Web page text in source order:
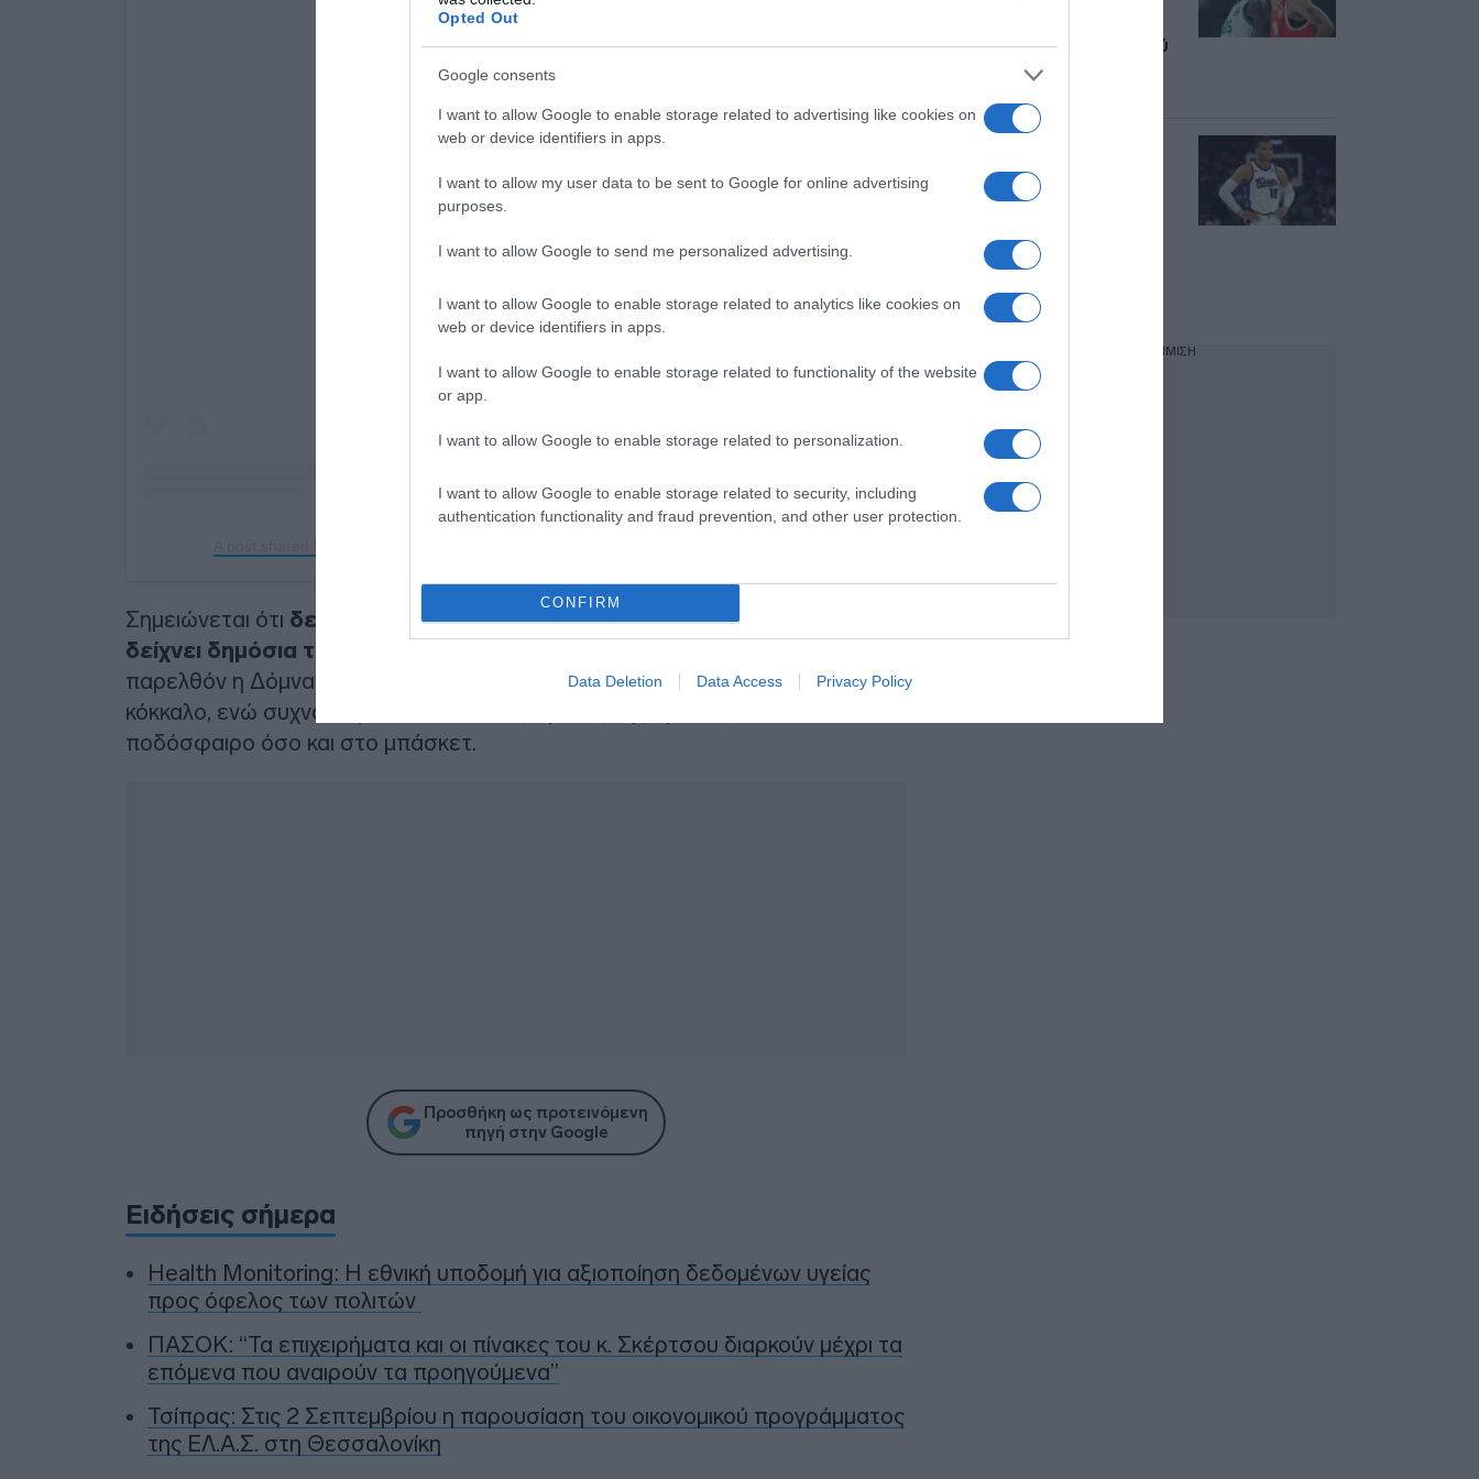
Opted Out
Google consents
I want to allow Google to enable storage related to advertising like cookies on
web or device identifiers in apps.
I want to allow my user data to be sent to Google for online advertising
purposes.
I want to allow Google to send me personalized advertising.
I want to allow Google to enable storage related to analytics like cookies on
web or device identifiers in apps.
I want to allow Google to enable storage related to functionality of the website
or app.
I want to allow Google to enable storage related to personalization.
I want to allow Google to enable storage related to security, including
authentication functionality and fraud prevention, and other user protection.
CONFIRM
Data Deletion Data Access Privacy Policy
View this post on Instagram
Σημειώνεται ότι δεν πρόκειται για την πρώτη φορά που η υπουργός
δείχνει δημόσια την στήριξη της προς τους ερυθρόλευκους.
παρελθόν η Δόμνα Μιχαηλίδου είχε δηλώσει ότι είναι «Ολυμπιακός μέχρι το
κόκκαλο, ενώ συχνά παρακολουθεί τους αγώνες της ομάδας τόσο στο
ποδόσφαιρο όσο και στο μπάσκετ.
Προσθήκη ως προτεινόμενη
πηγή στην Google
Ειδήσεις σήμερα
Health Monitoring: Η εθνική υποδομή για αξιοποίηση δεδομένων υγείας
προς όφελος των πολιτών
ΠΑΣΟΚ: “Τα επιχειρήματα και οι πίνακες του κ. Σκέρτσου διαρκούν μέχρι τα
επόμενα που αναιρούν τα προηγούμενα”
Τσίπρας: Στις 2 Σεπτεμβρίου η παρουσίαση του οικονομικού προγράμματος
της ΕΛ.Α.Σ. στη Θεσσαλονίκη
τιτανομαχίες μεταξύ
Ολυμπιακού και
Γουέστμπρουκ:
Σενάρια για
EuroLeague –
Παναθηναϊκός
ΔΙΑΦΗΜΙΣΗ